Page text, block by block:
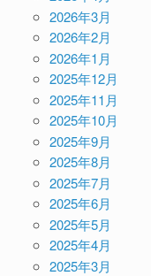
2026年3月
2026年2月
2026年1月
2025年12月
2025年11月
2025年10月
2025年9月
2025年8月
2025年7月
2025年6月
2025年5月
2025年4月
2025年3月